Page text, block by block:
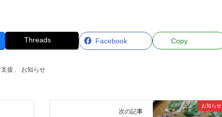
Facebook
Threads Copy
援 、 お知らせ
お知らせ
次の記事